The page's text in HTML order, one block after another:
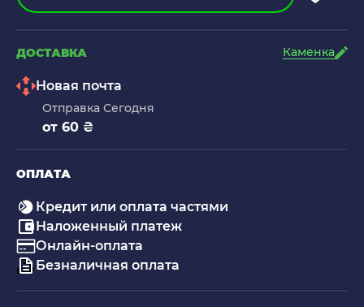
ДОСТАВКА Каменка
Новая почта
Отправка Сегодня
от 60 ₴
ОПЛАТА
Кредит или оплата частями
Наложенный платеж
Онлайн-оплата
Безналичная оплата